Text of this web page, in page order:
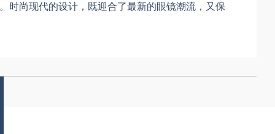
时尚现代的设计，既迎合了最新的眼镜潮流，又保